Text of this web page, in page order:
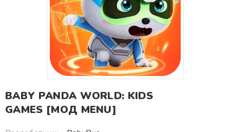
BABY PANDA WORLD: KIDS
GAMES [МОД MENU]